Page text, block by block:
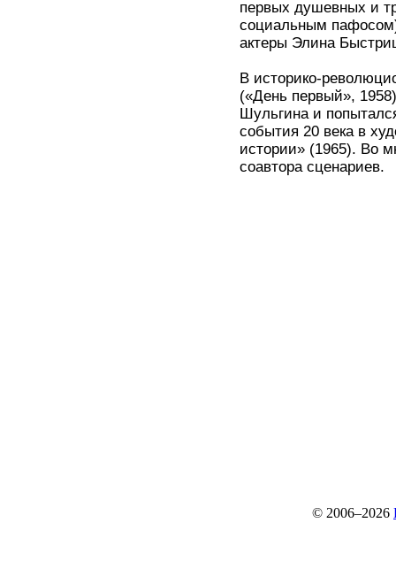
первых душевных и
социальным
актеры Элина
В историко-
(«День первый»,
Шульгина и
события 20 века в
истории» (1965). Во
соавтора сценариев.
© 2006–2026